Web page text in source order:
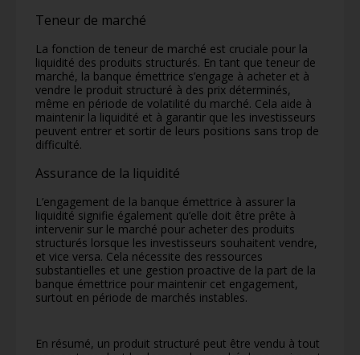
Teneur de marché
La fonction de teneur de marché est cruciale pour la
liquidité des produits structurés. En tant que teneur de
marché, la banque émettrice s’engage à acheter et à
vendre le produit structuré à des prix déterminés,
même en période de volatilité du marché. Cela aide à
maintenir la liquidité et à garantir que les investisseurs
peuvent entrer et sortir de leurs positions sans trop de
difficulté.
Assurance de la liquidité
L’engagement de la banque émettrice à assurer la
liquidité signifie également qu’elle doit être prête à
intervenir sur le marché pour acheter des produits
structurés lorsque les investisseurs souhaitent vendre,
et vice versa. Cela nécessite des ressources
substantielles et une gestion proactive de la part de la
banque émettrice pour maintenir cet engagement,
surtout en période de marchés instables.
En résumé, un produit structuré peut être vendu à tout